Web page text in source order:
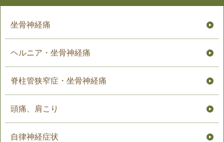
坐骨神経痛
ヘルニア・坐骨神経痛
脊柱管狭窄症・坐骨神経痛
頭痛、肩こり
自律神経症状